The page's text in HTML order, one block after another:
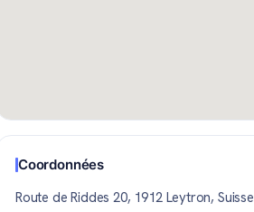
Coordonnées
Route de Riddes 20, 1912 Leytron, Suisse